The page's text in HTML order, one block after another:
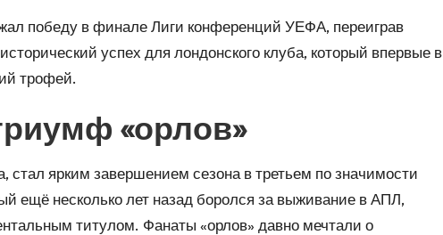
победу в финале Лиги конференций УЕФА, переиграв
успех для лондонского клуба, который впервые в
трофей.
«орлов»
ярким завершением сезона в третьем по значимости
ещё несколько лет назад боролся за выживание в АПЛ,
титулом. Фанаты «орлов» давно мечтали о